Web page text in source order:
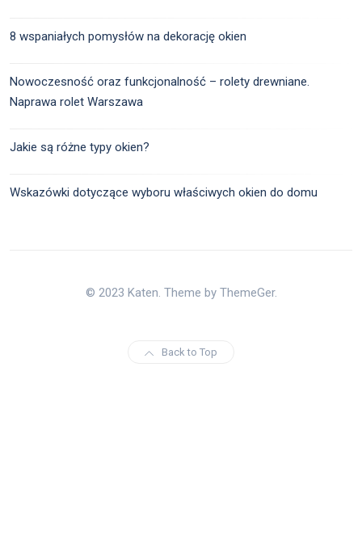
8 wspaniałych pomysłów na dekorację okien
Nowoczesność oraz funkcjonalność – rolety drewniane.
Naprawa rolet Warszawa
Jakie są różne typy okien?
Wskazówki dotyczące wyboru właściwych okien do domu
© 2023 Katen. Theme by ThemeGer.
Back to Top